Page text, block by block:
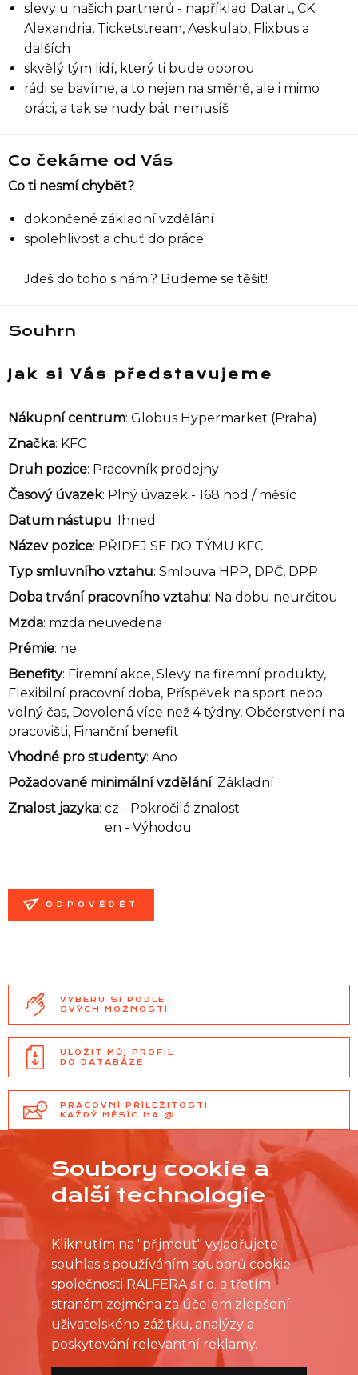
Seznam NC
Informace
slevy u našich partnerů - například Datart, CK
Alexandria, Ticketstream, Aeskulab, Flixbus a
dalších
skvělý tým lidí, který ti bude oporou
rádi se bavíme, a to nejen na směně, ale i mimo
práci, a tak se nudy bát nemusíš
Co čekáme od Vás
Co ti nesmí chybět?
dokončené základní vzdělání
spolehlivost a chuť do práce
Jdeš do toho s námi? Budeme se těšit!
Souhrn
Jak si Vás představujeme
Nákupní centrum: Globus Hypermarket (Praha)
Značka: KFC
Druh pozice: Pracovník prodejny
Časový úvazek: Plný úvazek - 168 hod / měsíc
Datum nástupu: Ihned
Název pozice: PŘIDEJ SE DO TÝMU KFC
Typ smluvního vztahu: Smlouva HPP, DPČ, DPP
Doba trvání pracovního vztahu: Na dobu neurčitou
Mzda: mzda neuvedena
Prémie: ne
Benefity: Firemní akce, Slevy na firemní produkty,
Flexibilní pracovní doba, Příspěvek na sport nebo
volný čas, Dovolená více než 4 týdny, Občerstvení na
pracovišti, Finanční benefit
Vhodné pro studenty: Ano
Požadované minimální vzdělání: Základní
Znalost jazyka: cz - Pokročilá znalost
en - Výhodou
ODPOVĚDĚT
VYBERU SI PODLE
SVÝCH MOŽNOSTÍ
ULOŽIT MŮJ PROFIL
DO DATABÁZE
PRACOVNÍ PŘÍLEŽITOSTI
KAŽDÝ MĚSÍC NA @
Soubory cookie a
další technologie
Kliknutím na "přijmout" vyjadřujete
souhlas s používáním souborů cookie
společnosti RALFERA s.r.o. a třetím
stranám zejména za účelem zlepšení
uživatelského zážitku, analýzy a
poskytování relevantní reklamy.